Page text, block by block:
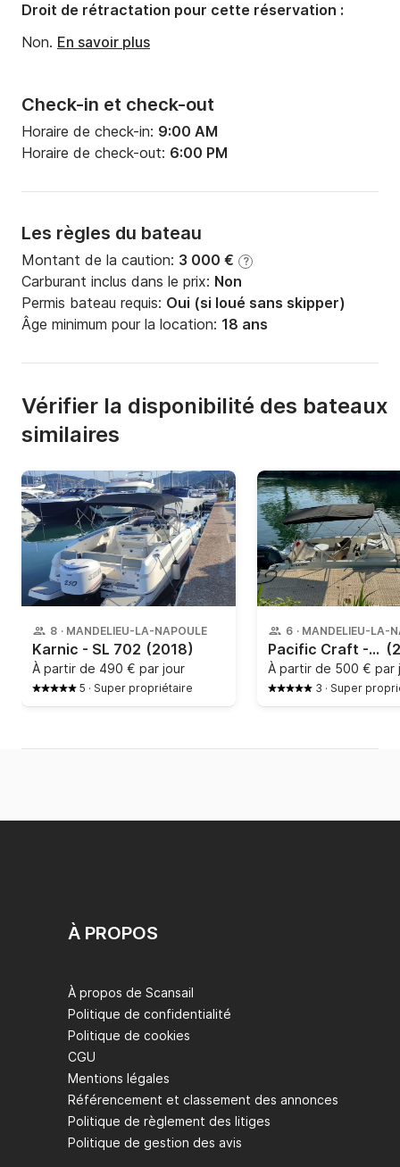
Check-in et check-out
Horaire de check-in: 9:00 AM
Horaire de check-out: 6:00 PM
Les règles du bateau
Montant de la caution: 3 000 € ?
Carburant inclus dans le prix: Non
Permis bateau requis: Oui (si loué sans skipper)
Âge minimum pour la location: 18 ans
Droit de rétractation pour cette réservation :
Non. En savoir plus
Vérifier la disponibilité des bateaux
similaires
8 · MANDELIEU-LA-NAPOULE
Karnic - SL 702 (2018)
À partir de 490 € par jour
5 · Super propriétaire
6 · MANDELIEU-LA-
Pacific Craft - Sun cruiser 630
À partir de 500 € par
3 · Super
À PROPOS
À propos de Scansail
Politique de confidentialité
Politique de cookies
CGU
Mentions légales
Référencement et classement des annonces
Politique de règlement des litiges
Politique de gestion des avis